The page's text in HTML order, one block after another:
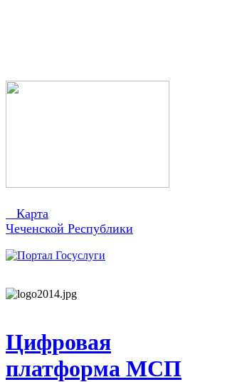
Карта
Чеченской Республики
Цифровая
платформа МСП